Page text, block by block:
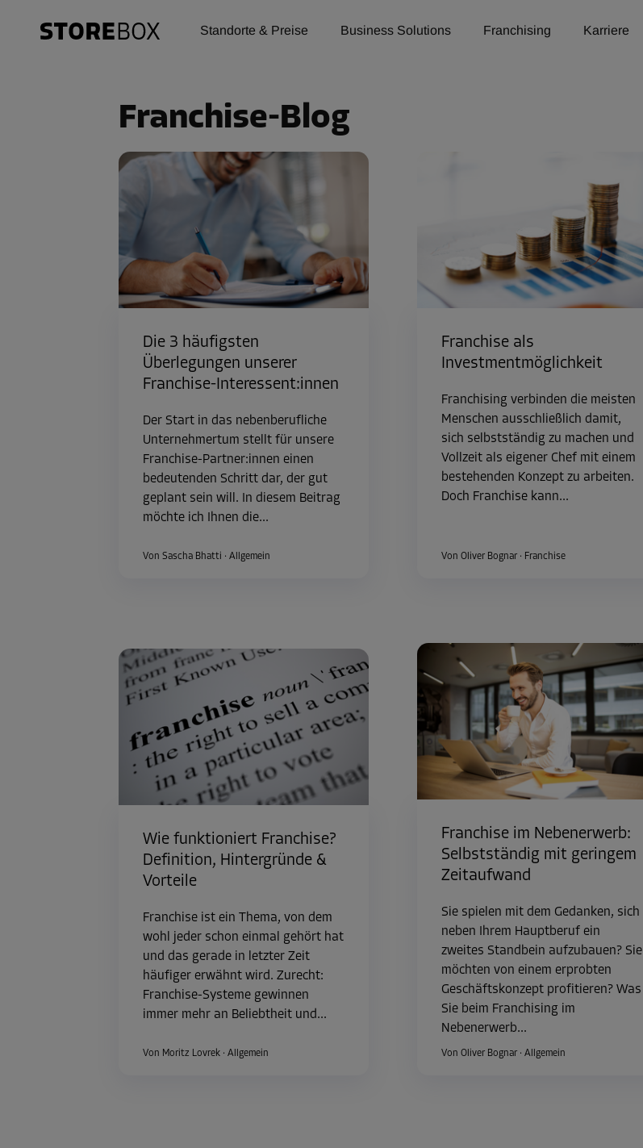
Standorte & Preise Business Solutions Franchising Karriere
Franchise-Blog
Die 3 häufigsten
Überlegungen unserer
Franchise-Interessent:innen
Der Start in das nebenberufliche
Unternehmertum stellt für unsere
Franchise-Partner:innen einen
bedeutenden Schritt dar, der gut
geplant sein will. In diesem Beitrag
möchte ich Ihnen die...
Von Sascha Bhatti · Allgemein
Franchise als
Investmentmöglichkeit
Franchising verbinden die meisten
Menschen ausschließlich damit,
sich selbstständig zu machen und
Vollzeit als eigener Chef mit einem
bestehenden Konzept zu arbeiten.
Doch Franchise kann...
Von Oliver Bognar · Franchise
Wie funktioniert Franchise?
Definition, Hintergründe &
Vorteile
Franchise ist ein Thema, von dem
wohl jeder schon einmal gehört hat
und das gerade in letzter Zeit
häufiger erwähnt wird. Zurecht:
Franchise-Systeme gewinnen
immer mehr an Beliebtheit und...
Von Moritz Lovrek · Allgemein
Franchise im Nebenerwerb:
Selbstständig mit geringem
Zeitaufwand
Sie spielen mit dem Gedanken, sich
neben Ihrem Hauptberuf ein
zweites Standbein aufzubauen? Sie
möchten von einem erprobten
Geschäftskonzept profitieren? Was
Sie beim Franchising im
Nebenerwerb...
Von Oliver Bognar · Allgemein